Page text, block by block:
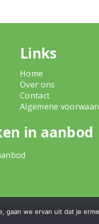
Links
Home
Over ons
Contact
Algemene
in aanbod
gaan we ervan uit dat je